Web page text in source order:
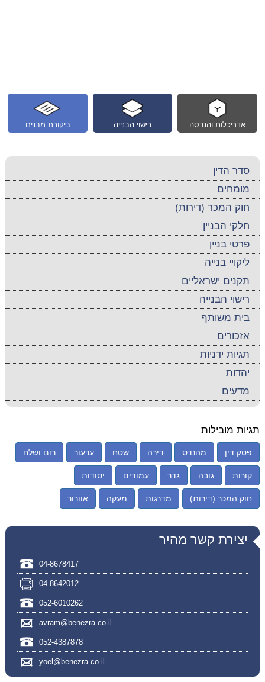
ביקורת מבנים רישוי הבנייה אדריכלות והנדסה
סדר הדין
מומחים
חוק המכר (דירות)
חלקי הבניין
פרטי בניין
ליקויי בנייה
תקנים ישראליים
רישוי הבנייה
בית משותף
אזכורים
תגיות ידניות
יהדות
מדעים
תגיות מובילות
פסק דין מהנדס דירה שטח ערעור רום ושלח
קורות גובה גדר עמודים יסודות
חוק המכר (דירות) מדרגות מעקה אוורור
יצירת קשר מהיר
04-8678417
04-8642012
052-6010262
avram@benezra.co.il
052-4387878
yoel@benezra.co.il